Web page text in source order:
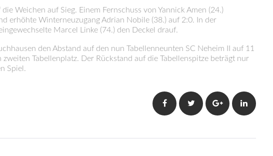
Weichen auf Sieg. Einem Fernschuss von Yannick Amen (24.)
erhöhte Winterneuzugang Adrian Nobile (38.) auf 2:0. In der
Marcel Linke (74.) den Deckel drauf.
den Abstand auf den nun Tabellenneunten SC Neheim II auf 11
Tabellenplatz. Der Rückstand auf die Tabellenspitze beträgt nur
Spiel.
FacebookTwitter Google+